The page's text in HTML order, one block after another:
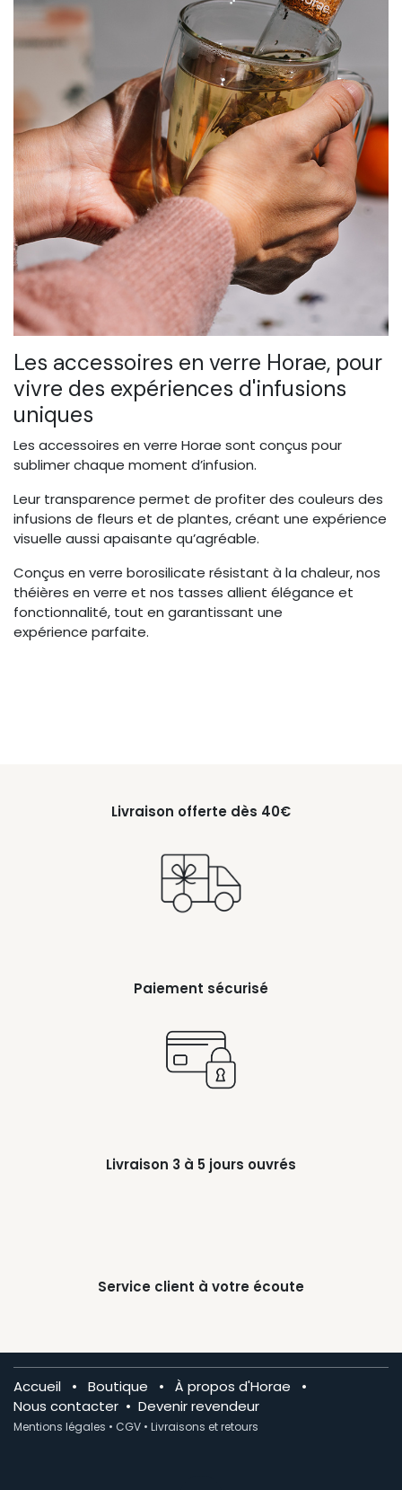
Les accessoires en verre Horae, pour
vivre des expériences d'infusions
uniques
Les accessoires en verre Horae sont conçus pour
sublimer chaque moment d’infusion.
Leur transparence permet de profiter des couleurs des
infusions de fleurs et de plantes, créant une expérience
visuelle aussi apaisante qu’agréable.
Conçus en verre borosilicate résistant à la chaleur, nos
théières en verre et nos tasses allient élégance et
fonctionnalité, tout en garantissant une
expérience parfaite.
Livraison offerte dès 40€
Paiement sécurisé
Livraison 3 à 5 jours ouvrés
Service client à votre écoute
Accueil • Boutique • À propos d'Horae
•
Nous contacter • Devenir revendeur
Mentions légales • CGV • Livraisons et retours